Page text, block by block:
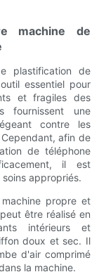
machine de
plastification de
essentiel pour
et fragiles des
fournissent une
contre les
afin de
de téléphone
il est
appropriés.
propre et
être réalisé en
intérieurs et
doux et sec. Il
d'air comprimé
la machine.